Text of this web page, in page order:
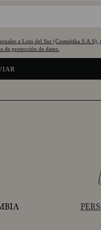
a Loto del Sur (Cosmétika S.A.S),
de protección de datos.